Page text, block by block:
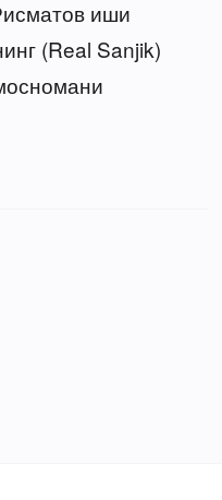
иши
(Real Sanjik)